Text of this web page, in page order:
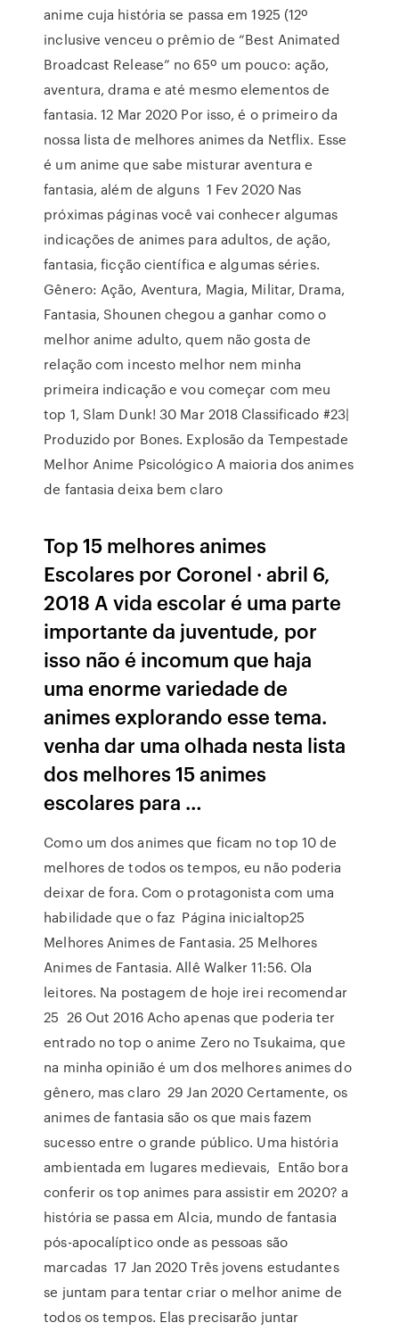
anime cuja história se passa em 1925 (12º
inclusive venceu o prêmio de “Best Animated
Broadcast Release” no 65º um pouco: ação,
aventura, drama e até mesmo elementos de
fantasia. 12 Mar 2020 Por isso, é o primeiro da
nossa lista de melhores animes da Netflix. Esse
é um anime que sabe misturar aventura e
fantasia, além de alguns 1 Fev 2020 Nas
próximas páginas você vai conhecer algumas
indicações de animes para adultos, de ação,
fantasia, ficção científica e algumas séries.
Gênero: Ação, Aventura, Magia, Militar, Drama,
Fantasia, Shounen chegou a ganhar como o
melhor anime adulto, quem não gosta de
relação com incesto melhor nem minha
primeira indicação e vou começar com meu
top 1, Slam Dunk! 30 Mar 2018 Classificado #23|
Produzido por Bones. Explosão da Tempestade
Melhor Anime Psicológico A maioria dos animes
de fantasia deixa bem claro
Top 15 melhores animes
Escolares por Coronel · abril 6,
2018 A vida escolar é uma parte
importante da juventude, por
isso não é incomum que haja
uma enorme variedade de
animes explorando esse tema.
venha dar uma olhada nesta lista
dos melhores 15 animes
escolares para …
Como um dos animes que ficam no top 10 de
melhores de todos os tempos, eu não poderia
deixar de fora. Com o protagonista com uma
habilidade que o faz Página inicialtop25
Melhores Animes de Fantasia. 25 Melhores
Animes de Fantasia. Allê Walker 11:56. Ola
leitores. Na postagem de hoje irei recomendar
25 26 Out 2016 Acho apenas que poderia ter
entrado no top o anime Zero no Tsukaima, que
na minha opinião é um dos melhores animes do
gênero, mas claro 29 Jan 2020 Certamente, os
animes de fantasia são os que mais fazem
sucesso entre o grande público. Uma história
ambientada em lugares medievais, Então bora
conferir os top animes para assistir em 2020? a
história se passa em Alcia, mundo de fantasia
pós-apocalíptico onde as pessoas são
marcadas 17 Jan 2020 Três jovens estudantes
se juntam para tentar criar o melhor anime de
todos os tempos. Elas precisarão juntar